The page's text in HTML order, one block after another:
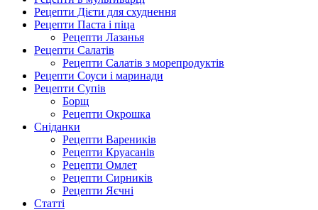
Рецепти Дієти для схуднення
Рецепти Паста і піца
Рецепти Лазанья
Рецепти Салатів
Рецепти Салатів з морепродуктів
Рецепти Соуси і маринади
Рецепти Супів
Борщ
Рецепти Окрошка
Сніданки
Рецепти Вареників
Рецепти Круасанів
Рецепти Омлет
Рецепти Сирників
Рецепти Яєчні
Статті